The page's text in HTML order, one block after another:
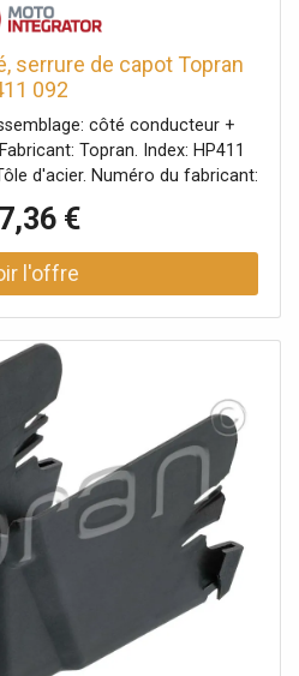
serrure de capot Topran
092
côté conducteur +
Topran. Index: HP411
d'acier. Numéro du fabricant:
€